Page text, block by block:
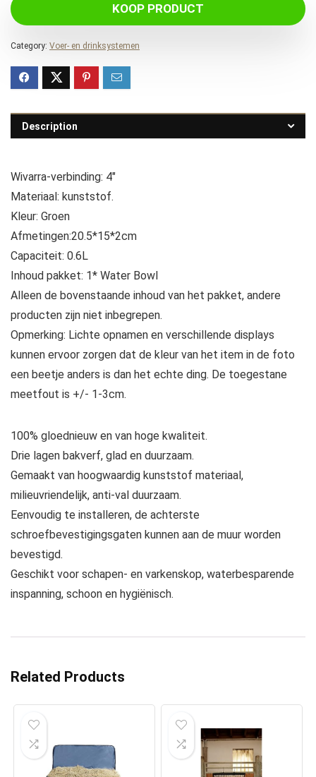
KOOP PRODUCT
Category: Voer- en drinksystemen
Description
Wivarra-verbinding: 4″
Materiaal: kunststof.
Kleur: Groen
Afmetingen:20.5*15*2cm
Capaciteit: 0.6L
Inhoud pakket: 1* Water Bowl
Alleen de bovenstaande inhoud van het pakket, andere
producten zijn niet inbegrepen.
Opmerking: Lichte opnamen en verschillende displays
kunnen ervoor zorgen dat de kleur van het item in de foto
een beetje anders is dan het echte ding. De toegestane
meetfout is +/- 1-3cm.
100% gloednieuw en van hoge kwaliteit.
Drie lagen bakverf, glad en duurzaam.
Gemaakt van hoogwaardig kunststof materiaal,
milieuvriendelijk, anti-val duurzaam.
Eenvoudig te installeren, de achterste
schroefbevestigingsgaten kunnen aan de muur worden
bevestigd.
Geschikt voor schapen- en varkenskop, waterbesparende
inspanning, schoon en hygiënisch.
Related Products